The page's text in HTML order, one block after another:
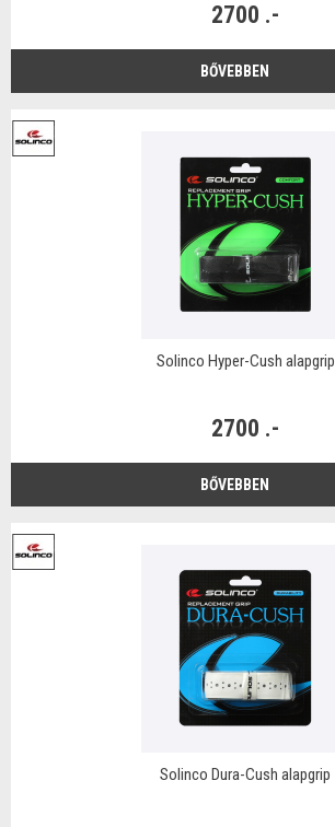
2700 .-
BŐVEBBEN
Solinco Hyper-Cush alapgrip
2700 .-
BŐVEBBEN
Solinco Dura-Cush alapgrip